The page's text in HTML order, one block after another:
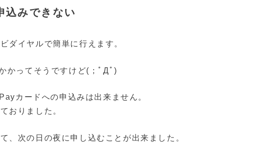
込みできない
ダイヤルで簡単に行えます。
かってそうですけど(；ﾟДﾟ)
カードへの申込みは出来ません。
おりました。
、次の日の夜に申し込むことが出来ました。